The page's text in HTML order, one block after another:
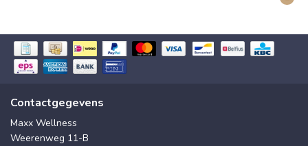
Contactgegevens
Maxx Wellness
Weerenweg 11-B